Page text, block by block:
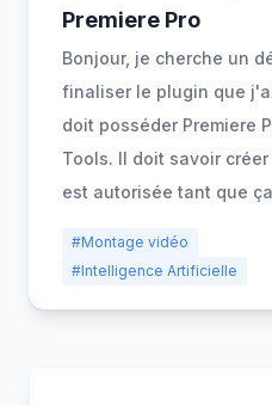
Premiere Pro
Bonjour, je cherche un
finaliser le plugin que
doit posséder Premiere
Tools. Il doit savoir
est autorisée tant que ça
#Montage vidéo
#Intelligence Artificielle